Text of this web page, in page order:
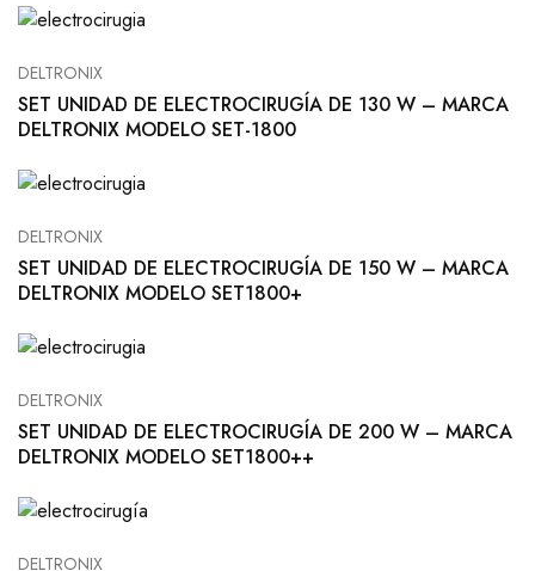
DELTRONIX
SET UNIDAD DE ELECTROCIRUGÍA DE 130 W – MARCA
DELTRONIX MODELO SET-1800
DELTRONIX
SET UNIDAD DE ELECTROCIRUGÍA DE 150 W – MARCA
DELTRONIX MODELO SET1800+
DELTRONIX
SET UNIDAD DE ELECTROCIRUGÍA DE 200 W – MARCA
DELTRONIX MODELO SET1800++
DELTRONIX